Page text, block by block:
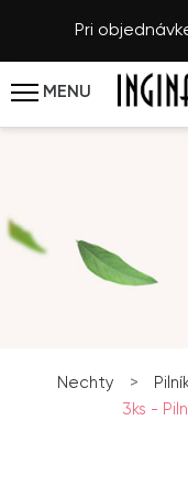
Pri
MENU
Nechty >
3ks -